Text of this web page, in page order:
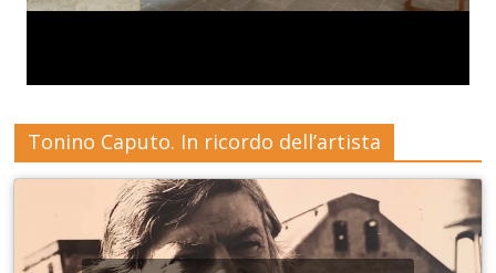
Tonino Caputo. In ricordo dell’artista